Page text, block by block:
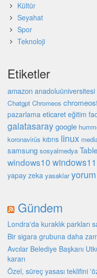
Kültür
Seyahat
Spor
Teknoloji
Etiketler
amazon anadoluüniversitesi
Chatgpt Chromeos
pazarlama eticaret eğitim
galatasaraygoogle
koronavirüs kıbrıs linux
samsung sosyalmedya
windows10 windows11
yapay zeka yasaklar yorum
Gündem
Londra'da kuraklık parkları
Bir sigara grubuna daha
Avcılar Belediye Başkanı
kararı
Özel, süreç yasası teklifini